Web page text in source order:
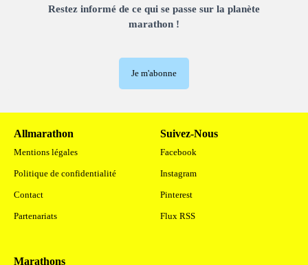
Restez informé de ce qui se passe sur la planète
marathon !
Je m'abonne
Allmarathon
Mentions légales
Politique de confidentialité
Contact
Partenariats
Suivez-Nous
Facebook
Instagram
Pinterest
Flux RSS
Marathons